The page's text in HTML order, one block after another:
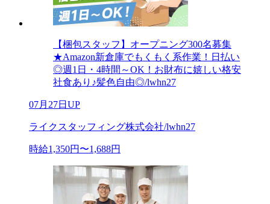
【梱包スタッフ】オープニング300名募集
★Amazon新倉庫でもくもく系作業！日払い
◎週1日・4時間～OK！お財布に嬉しい格安
社食あり♪髪色自由◎/lwhn27
07月27日UP
ライクスタッフィング株式会社/lwhn27
時給1,350円〜1,688円